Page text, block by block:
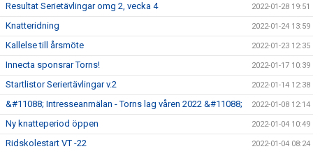
Resultat Serietävlingar omg 2, vecka 4 2022-01-28 19:51
Knatteridning 2022-01-24 13:59
Kallelse till årsmöte 2022-01-23 12:35
Innecta sponsrar Torns! 2022-01-17 10:39
Startlistor Seriertävlingar v.2 2022-01-14 12:38
&#11088; Intresseanmälan - Torns lag våren 2022 &#11088; 2022-01-08 12:14
Ny knatteperiod öppen 2022-01-04 10:49
Ridskolestart VT -22 2022-01-04 08:24